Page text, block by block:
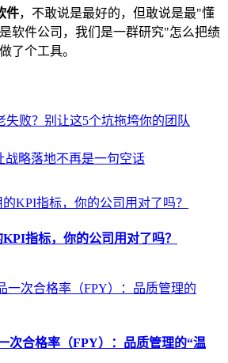
件，不敢说是最好的，但敢说是最"懂
软件公司，我们是一群研究"怎么把绩
了个工具。
失败？别让这5个坑拖垮你的团队
战略落地不再是一句空话
指标，你的公司用对了吗？
次合格率（FPY）：品质管理的“温